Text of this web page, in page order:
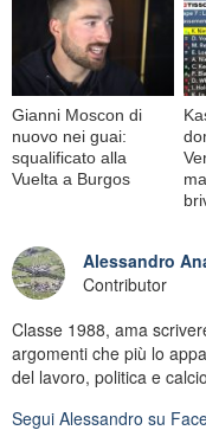
Gianni Moscon di
nuovo nei guai:
squalificato alla
Vuelta a Burgos
Alessandro
Contributor
Classe 1988, ama
argomenti che più lo
del lavoro, politica e
Segui Alessandro su